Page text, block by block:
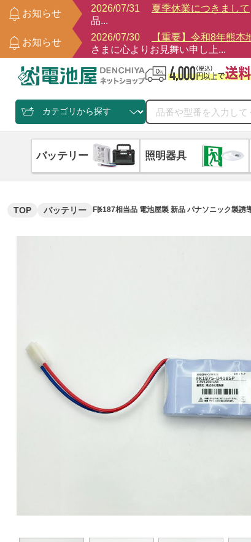
お知らせ
2026/07/31 夏季休業につきまして
品...
お知らせ
2026/07/30 【重要】令和8年熊
さまに心よりお見舞い申し上...
バッテリー 照明器具
TOP バッテリー FK187相当品 電池屋製 新品 パナソニック製誘